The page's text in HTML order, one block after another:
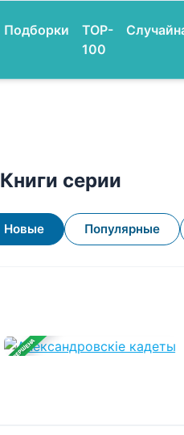
Подборки
TOP-
100
Книги серии
Новые Популярные
ЗАВЕРШЕНА